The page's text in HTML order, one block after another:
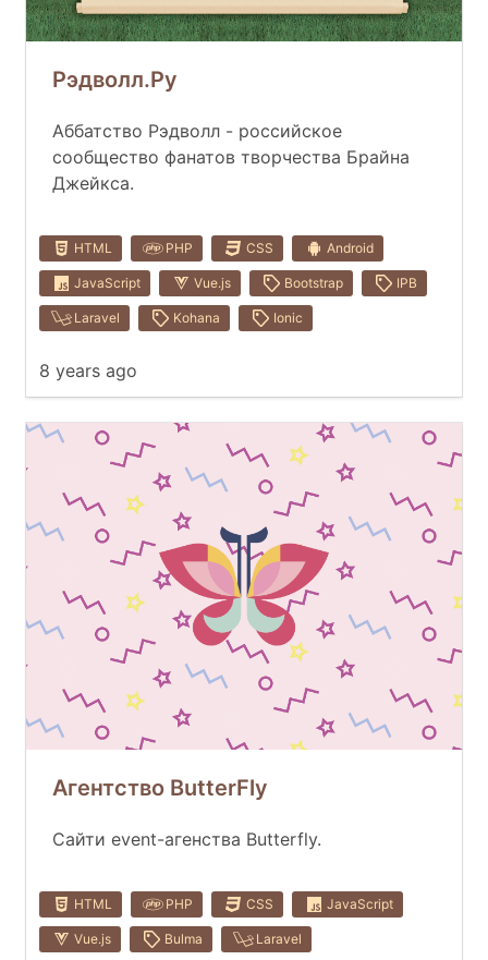
Рэдволл.Ру
Аббатство Рэдволл - российское
сообщество фанатов творчества Брайна
Джейкса.
HTML PHP CSS Android
JavaScript Vue.js Bootstrap IPB
Laravel Kohana Ionic
8 years ago
Агентство ButterFly
Сайти event-агенства Butterfly.
HTML PHP CSS JavaScript
Vue.js Bulma Laravel